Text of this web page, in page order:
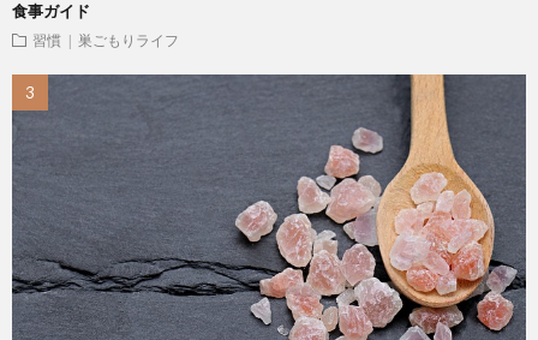
食事ガイド
習慣 | 巣ごもりライフ